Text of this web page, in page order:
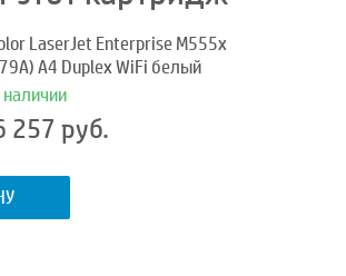
LaserJet Enterprise M555x
A4 Duplex WiFi белый
наличии
257 руб.